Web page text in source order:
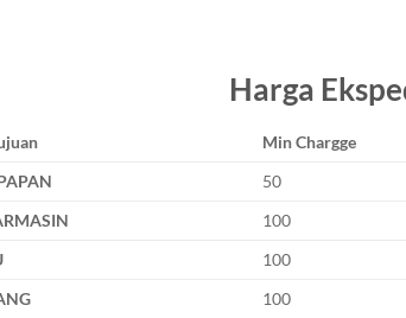
Harga
MinChargge
50
100
100
100